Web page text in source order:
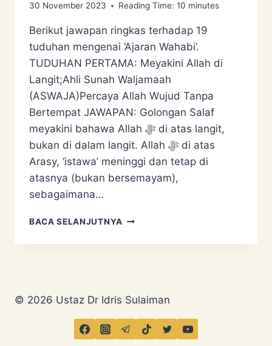
30 November 2023 Reading Time: 10 minutes
Berikut jawapan ringkas terhadap 19
tuduhan mengenai ‘Ajaran Wahabi’.
TUDUHAN PERTAMA: Meyakini Allah di
Langit;Ahli Sunah Waljamaah
(ASWAJA)Percaya Allah Wujud Tanpa
Bertempat JAWAPAN: Golongan Salaf
meyakini bahawa Allah ﷻ di atas langit,
bukan di dalam langit. Allah ﷻ di atas
Arasy, ‘istawa’ meninggi dan tetap di
atasnya (bukan bersemayam),
sebagaimana…
BACA SELANJUTNYA MENJAWAB
TUDUHAN
© 2026 Ustaz Dr Idris Sulaiman